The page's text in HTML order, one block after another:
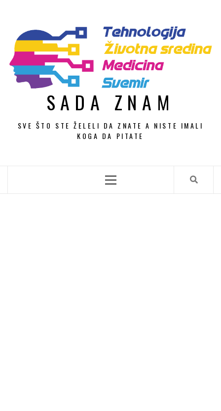
content
SADA ZNAM
SVE ŠTO STE ŽELELI DA ZNATE A NISTE IMALI
KOGA DA PITATE
Menu